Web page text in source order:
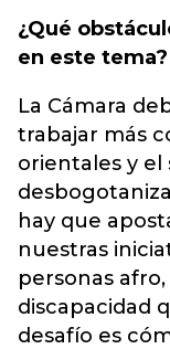
¿Qué
en este tema?
La Cámara
trabajar más
orientales y el
hay que
nuestras
personas
discapacidad
desafío es